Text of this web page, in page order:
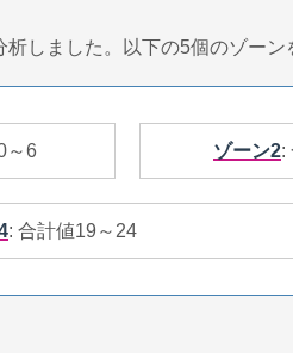
しました。以下の5個のゾー
～6 ゾーン2:
: 合計値19～24